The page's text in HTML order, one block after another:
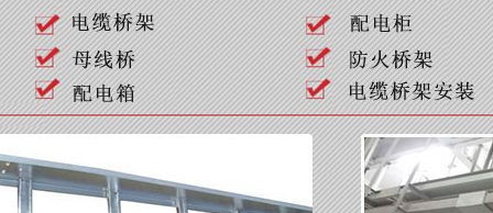
如何判断喷塑桥架的质量好